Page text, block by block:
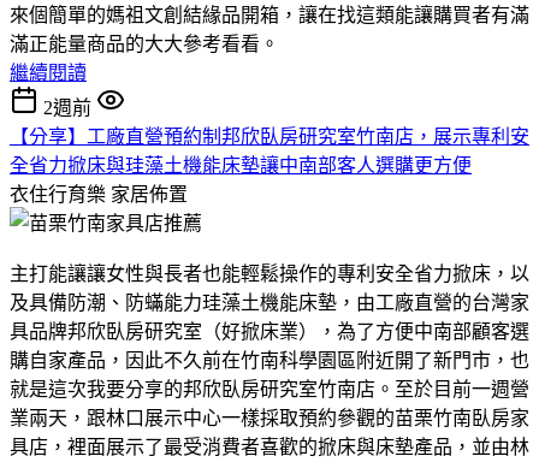
來個簡單的媽祖文創結緣品開箱，讓在找這類能讓購買者有滿
滿正能量商品的大大參考看看。
繼續閱讀
2週前
【分享】工廠直營預約制邦欣臥房研究室竹南店，展示專利安
全省力掀床與珪藻土機能床墊讓中南部客人選購更方便
衣住行育樂 家居佈置
主打能讓讓女性與長者也能輕鬆操作的專利安全省力掀床，以
及具備防潮、防蟎能力珪藻土機能床墊，由工廠直營的台灣家
具品牌邦欣臥房研究室（好掀床業），為了方便中南部顧客選
購自家產品，因此不久前在竹南科學園區附近開了新門市，也
就是這次我要分享的邦欣臥房研究室竹南店。至於目前一週營
業兩天，跟林口展示中心一樣採取預約參觀的苗栗竹南臥房家
具店，裡面展示了最受消費者喜歡的掀床與床墊產品，並由林